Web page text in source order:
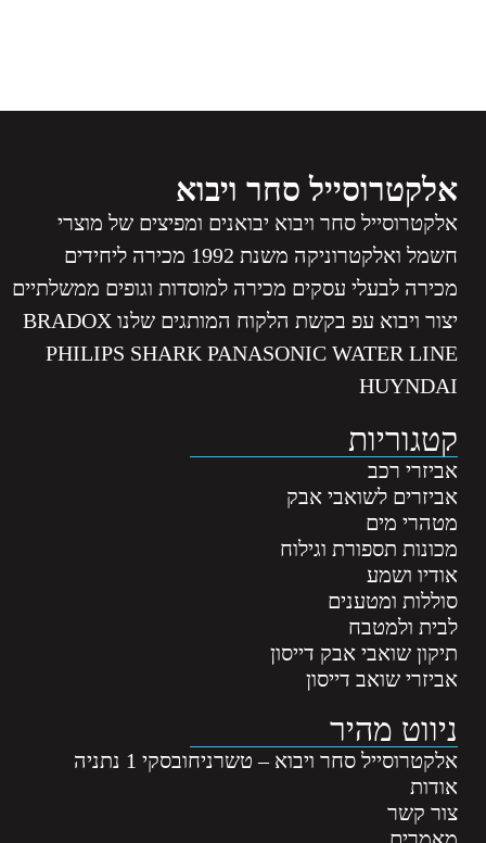
אלקטרוסייל סחר ויבוא
אלקטרוסייל סחר ויבוא יבואנים ומפיצים של מוצרי
חשמל ואלקטרוניקה משנת 1992 מכירה ליחידים
מכירה לבעלי עסקים מכירה למוסדות וגופים ממשלתיים
יצור ויבוא עפ בקשת הלקוח המותגים שלנו BRADOX
PHILIPS SHARK PANASONIC WATER LINE
HUYNDAI
קטגוריות
אביזרי רכב
אביזרים לשואבי אבק
מטהרי מים
מכונות תספורת וגילוח
אודיו ושמע
סוללות ומטענים
לבית ולמטבח
תיקון שואבי אבק דייסון
אביזרי שואב דייסון
ניווט מהיר
אלקטרוסייל סחר ויבוא – טשרניחובסקי 1 נתניה
אודות
צור קשר
מאמרים